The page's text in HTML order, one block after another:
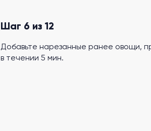
Шаг 6 из 12
Добавьте нарезанные ранее овощи,
в течении 5 мин.